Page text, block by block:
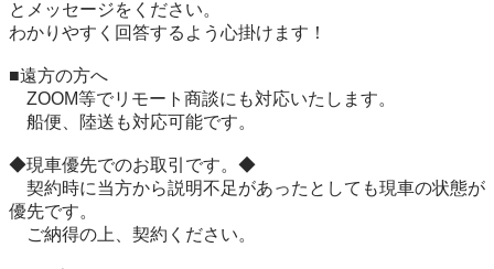
とメッセージをください。
わかりやすく回答するよう心掛けます！
■遠方の方へ
ZOOM等でリモート商談にも対応いたします。
船便、陸送も対応可能です。
◆現車優先でのお取引です。◆
契約時に当方から説明不足があったとしても現車の状態が
優先です。
ご納得の上、契約ください。